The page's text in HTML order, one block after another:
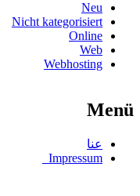
Neu
Nicht kategorisiert
Online
Web
Webhosting
Menü
عنا
Impressum